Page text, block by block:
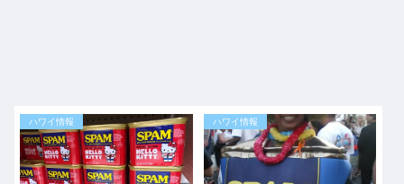
ハワイ情報 ハワイ情報